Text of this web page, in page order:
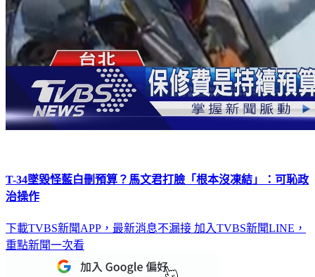
T-34墜毀怪藍白刪預算？馬文君打臉「根本沒凍結」：可恥政
下載TVBS新聞APP，最新消息不漏接
重點新聞一次看